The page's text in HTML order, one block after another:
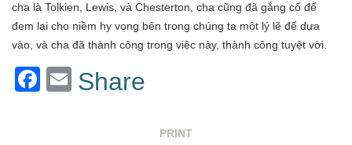
cha là Tolkien, Lewis, và Chesterton, cha cũng đã gắng cố để
đem lại cho niềm hy vọng bên trong chúng ta một lý lẽ để dựa
vào, và cha đã thành công trong việc này, thành công tuyệt vời.
Facebook
Email
Share
PRINT